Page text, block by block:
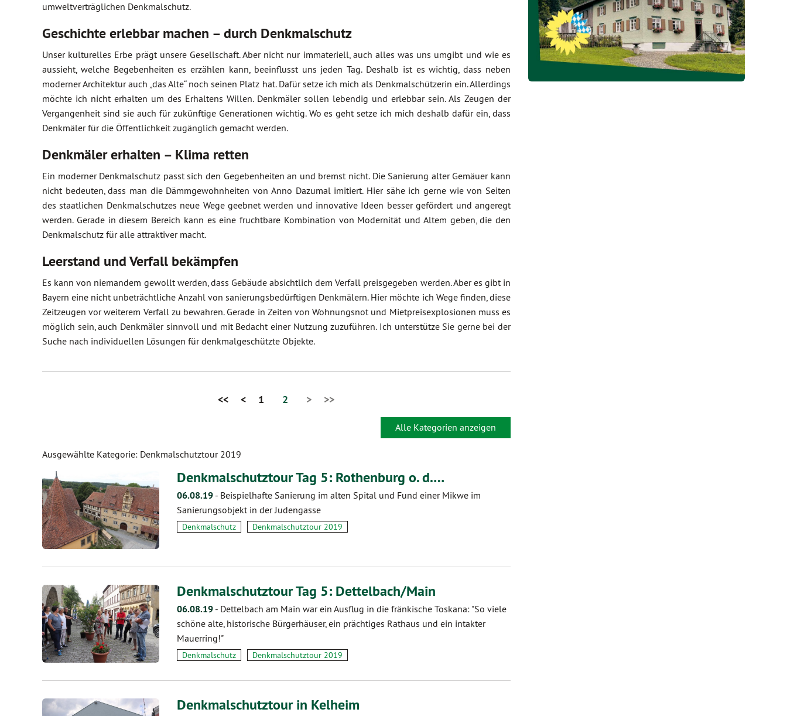
umweltverträglichen Denkmalschutz.
Geschichte erlebbar machen – durch Denkmalschutz
Unser kulturelles Erbe prägt unsere Gesellschaft. Aber nicht nur immateriell, auch alles was uns umgibt und wie es
aussieht, welche Begebenheiten es erzählen kann, beeinflusst uns jeden Tag. Deshalb ist es wichtig, dass neben
moderner Architektur auch „das Alte“ noch seinen Platz hat. Dafür setze ich mich als Denkmalschützerin ein. Allerdings
möchte ich nicht erhalten um des Erhaltens Willen. Denkmäler sollen lebendig und erlebbar sein. Als Zeugen der
Vergangenheit sind sie auch für zukünftige Generationen wichtig. Wo es geht setze ich mich deshalb dafür ein, dass
Denkmäler für die Öffentlichkeit zugänglich gemacht werden.
Denkmäler erhalten – Klima retten
Ein moderner Denkmalschutz passt sich den Gegebenheiten an und bremst nicht. Die Sanierung alter Gemäuer kann
nicht bedeuten, dass man die Dämmgewohnheiten von Anno Dazumal imitiert. Hier sähe ich gerne wie von Seiten
des staatlichen Denkmalschutzes neue Wege geebnet werden und innovative Ideen besser gefördert und angeregt
werden. Gerade in diesem Bereich kann es eine fruchtbare Kombination von Modernität und Altem geben, die den
Denkmalschutz für alle attraktiver macht.
Leerstand und Verfall bekämpfen
Es kann von niemandem gewollt werden, dass Gebäude absichtlich dem Verfall preisgegeben werden. Aber es gibt in
Bayern eine nicht unbeträchtliche Anzahl von sanierungsbedürftigen Denkmälern. Hier möchte ich Wege finden, diese
Zeitzeugen vor weiterem Verfall zu bewahren. Gerade in Zeiten von Wohnungsnot und Mietpreisexplosionen muss es
möglich sein, auch Denkmäler sinnvoll und mit Bedacht einer Nutzung zuzuführen. Ich unterstütze Sie gerne bei der
Suche nach individuellen Lösungen für denkmalgeschützte Objekte.
<< < 1 2 > >>
Alle Kategorien anzeigen
Ausgewählte Kategorie: Denkmalschutztour 2019
Denkmalschutztour Tag 5: Rothenburg o. d.…
06.08.19 - Beispielhafte Sanierung im alten Spital und Fund einer Mikwe im
Sanierungsobjekt in der Judengasse
Denkmalschutz Denkmalschutztour 2019
Denkmalschutztour Tag 5: Dettelbach/Main
06.08.19 - Dettelbach am Main war ein Ausflug in die fränkische Toskana: "So viele
schöne alte, historische Bürgerhäuser, ein prächtiges Rathaus und ein intakter
Mauerring!"
Denkmalschutz Denkmalschutztour 2019
Denkmalschutztour in Kelheim